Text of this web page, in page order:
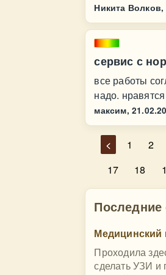
Никита Волков,
сервис с
все работы
надо.
максим,
< 1 2
17
18
Проходила
сделать УЗИ и